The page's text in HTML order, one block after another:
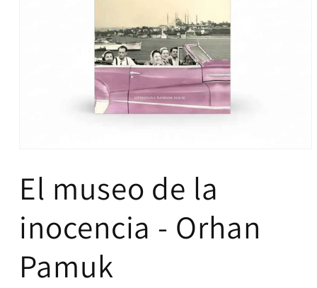
multimedia
en
ventana
modal
El museo de la
inocencia - Orhan
Pamuk